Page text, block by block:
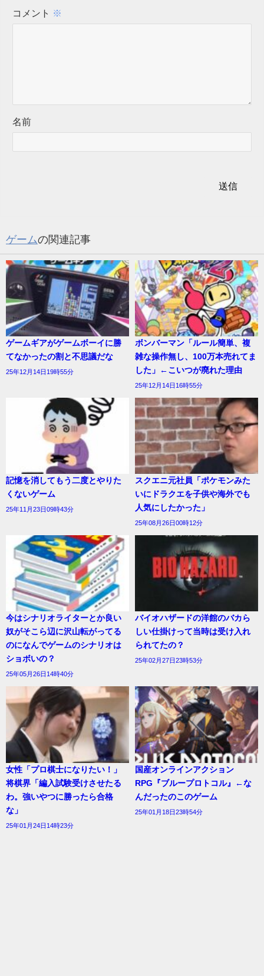
コメント ※
名前
ゲームの関連記事
ゲームギアがゲームボーイに勝
てなかったの割と不思議だな
25年12月14日19時55分
ボンバーマン「ルール簡単、複
雑な操作無し、100万本売れてま
した」←こいつが廃れた理由
25年12月14日16時55分
記憶を消してもう二度とやりた
くないゲーム
25年11月23日09時43分
スクエニ元社員「ポケモンみた
いにドラクエを子供や海外でも
人気にしたかった」
25年08月26日00時12分
今はシナリオライターとか良い
奴がそこら辺に沢山転がってる
のになんでゲームのシナリオは
ショボいの？
25年05月26日14時40分
バイオハザードの洋館のバカら
しい仕掛けって当時は受け入れ
られてたの？
25年02月27日23時53分
女性「プロ棋士になりたい！」
将棋界「編入試験受けさせたる
わ。強いやつに勝ったら合格
な」
25年01月24日14時23分
国産オンラインアクション
RPG『ブループロトコル』←な
んだったのこのゲーム
25年01月18日23時54分